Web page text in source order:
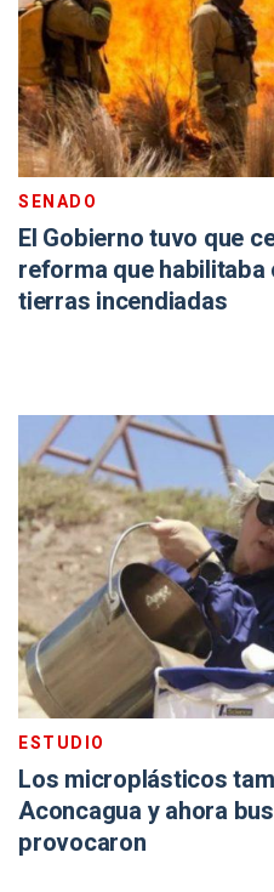
SENADO
El Gobierno tuvo que
reforma que habilitaba
tierras incendiadas
ESTUDIO
Los microplásticos
Aconcagua y ahora
provocaron